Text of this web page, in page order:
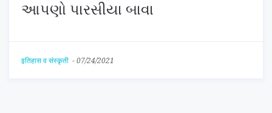
આપણો પારસીયા બાવા
इतिहास व संस्कृती - 07/24/2021